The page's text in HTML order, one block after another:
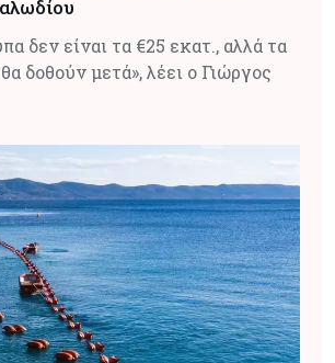
δεν είναι τα €25 εκατ., αλλά τα
δοθούν μετά», λέει ο Γιώργος